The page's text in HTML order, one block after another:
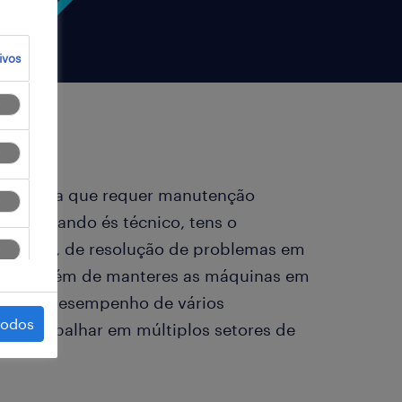
que requer manutenção
Quando és técnico, tens o
de resolução de problemas em
além de manteres as máquinas em
o desempenho de vários
trabalhar em múltiplos setores de